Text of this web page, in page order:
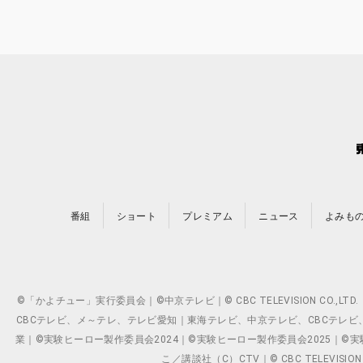
番組 ショート プレミアム ニュース よみも
©「かよチュー」実行委員会｜©中京テレビ｜© CBC TELEVISION
CBCテレビ、メ～テレ、テレビ愛知｜東海テレビ、中京テレビ、CBCテ
業｜©実験ヒーロー製作委員会2024｜©実験ヒーロー製作委員会2025｜©実
こ／講談社（C）CTV｜© CBC